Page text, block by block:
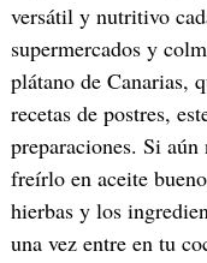
versátil y nutritivo
supermercados y
plátano de Canarias,
recetas de postres,
preparaciones. Si
freírlo en aceite
hierbas y los
una vez entre en tu